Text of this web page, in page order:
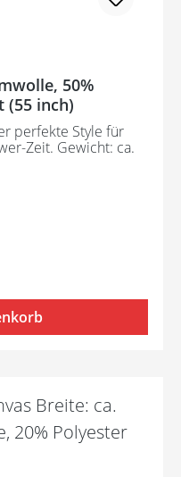
50%
(55 inch)
perfekte Style für
ca.